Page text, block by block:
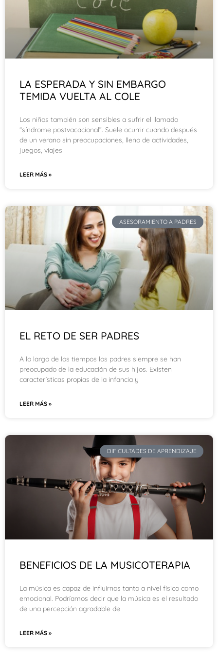
LA ESPERADA Y SIN EMBARGO
TEMIDA VUELTA AL COLE
Los niños también son sensibles a sufrir el llamado
“síndrome postvacacional”. Suele ocurrir cuando después
de un verano sin preocupaciones, lleno de actividades,
juegos, viajes
LEER MÁS »
ASESORAMIENTO A PADRES
EL RETO DE SER PADRES
A lo largo de los tiempos los padres siempre se han
preocupado de la educación de sus hijos. Existen
características propias de la infancia y
LEER MÁS »
DIFICULTADES DE APRENDIZAJE
BENEFICIOS DE LA MUSICOTERAPIA
La música es capaz de influirnos tanto a nivel físico como
emocional. Podríamos decir que la música es el resultado
de una percepción agradable de
LEER MÁS »